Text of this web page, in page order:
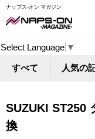
ナップス-オン マガジン
Select Language ▼
すべて 人気の
SUZUKI ST250
換